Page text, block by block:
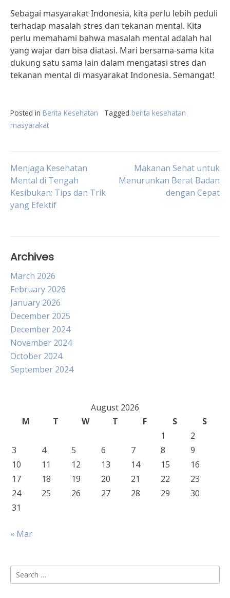
Sebagai masyarakat Indonesia, kita perlu lebih peduli
terhadap masalah stres dan tekanan mental. Kita
perlu memahami bahwa masalah mental adalah hal
yang wajar dan bisa diatasi. Mari bersama-sama kita
dukung satu sama lain dalam mengatasi stres dan
tekanan mental di masyarakat Indonesia. Semangat!
Posted in Berita Kesehatan Tagged berita kesehatan
masyarakat
Post
navigation
Menjaga Kesehatan
Mental di Tengah
Kesibukan: Tips dan Trik
yang Efektif
Makanan Sehat untuk
Menurunkan Berat Badan
dengan Cepat
Archives
March 2026
February 2026
January 2026
December 2025
December 2024
November 2024
October 2024
September 2024
August 2026
M
T W T F S
S
1
2
3
4 5 6 7 8
9
10
11 12 13 14 15
16
17
18 19 20 21 22
23
24
25 26 27 28 29
30
31
« Mar
Search
for: